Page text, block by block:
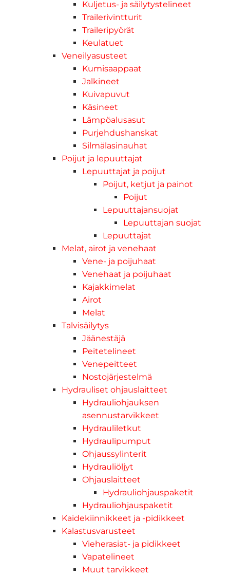
Kuljetus- ja säilytystelineet
Trailerivintturit
Traileripyörät
Keulatuet
Veneilyasusteet
Kumisaappaat
Jalkineet
Kuivapuvut
Käsineet
Lämpöalusasut
Purjehdushanskat
Silmälasinauhat
Poijut ja lepuuttajat
Lepuuttajat ja poijut
Poijut, ketjut ja painot
Poijut
Lepuuttajansuojat
Lepuuttajan suojat
Lepuuttajat
Melat, airot ja venehaat
Vene- ja poijuhaat
Venehaat ja poijuhaat
Kajakkimelat
Airot
Melat
Talvisäilytys
Jäänestäjä
Peitetelineet
Venepeitteet
Nostojärjestelmä
Hydrauliset ohjauslaitteet
Hydrauliohjauksen
asennustarvikkeet
Hydrauliletkut
Hydraulipumput
Ohjaussylinterit
Hydrauliöljyt
Ohjauslaitteet
Hydrauliohjauspaketit
Hydrauliohjauspaketit
Kaidekiinnikkeet ja -pidikkeet
Kalastusvarusteet
Vieherasiat- ja pidikkeet
Vapatelineet
Muut tarvikkeet